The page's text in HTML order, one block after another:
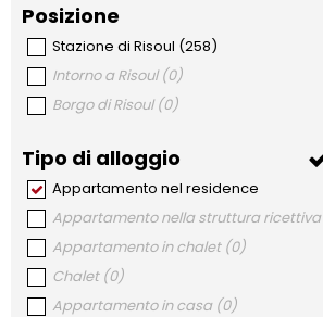
Posizione
Stazione di Risoul (258)
Intorno a Risoul (0)
Borgo di Risoul (0)
Tipo di alloggio
Appartamento nel residence
Appartamento nella struttura ricettiva
Appartamento in chalet (0)
Chalet (0)
Appartamento in casa (0)